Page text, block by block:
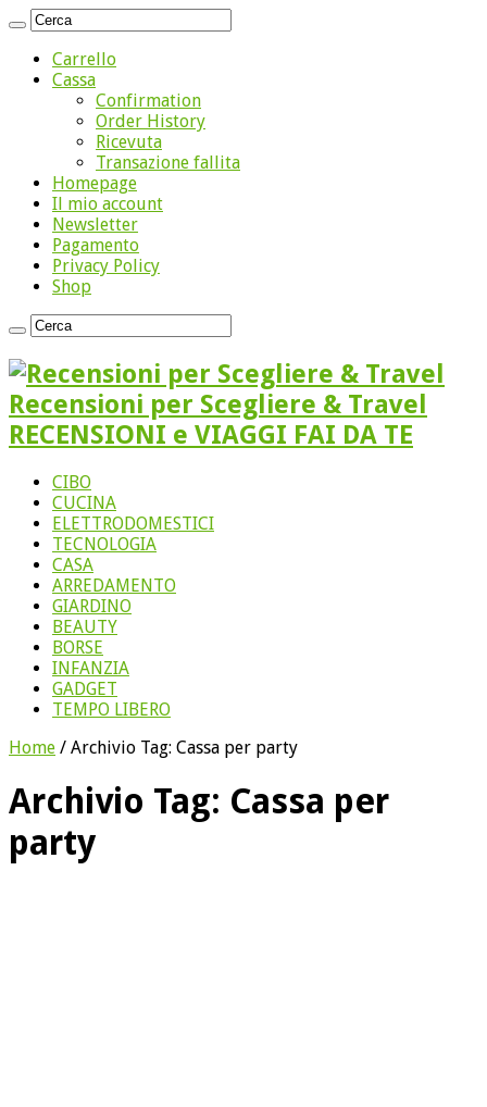
Carrello
Cassa
Confirmation
Order History
Ricevuta
Transazione fallita
Homepage
Il mio account
Newsletter
Pagamento
Privacy Policy
Shop
Recensioni per Scegliere & Travel
RECENSIONI e VIAGGI FAI DA TE
CIBO
CUCINA
ELETTRODOMESTICI
TECNOLOGIA
CASA
ARREDAMENTO
GIARDINO
BEAUTY
BORSE
INFANZIA
GADGET
TEMPO LIBERO
Home / Archivio Tag: Cassa per party
Archivio Tag: Cassa per
party